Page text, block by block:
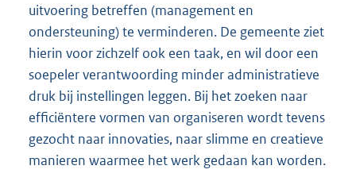
uitvoering betreffen (management en
ondersteuning) te verminderen. De gemeente ziet
hierin voor zichzelf ook een taak, en wil door een
soepeler verantwoording minder administratieve
druk bij instellingen leggen. Bij het zoeken naar
efficiëntere vormen van organiseren wordt tevens
gezocht naar innovaties, naar slimme en creatieve
manieren waarmee het werk gedaan kan worden.